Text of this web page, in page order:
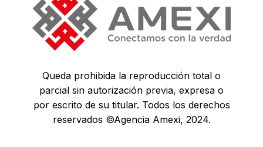
Queda prohibida la reproducción total o
parcial sin autorización previa, expresa o
por escrito de su titular. Todos los derechos
reservados ©Agencia Amexi, 2024.